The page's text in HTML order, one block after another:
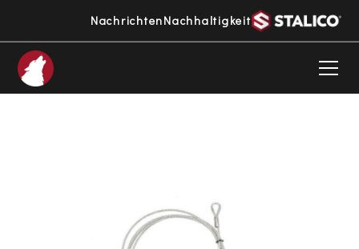
NachrichtenNachhaltigkeit